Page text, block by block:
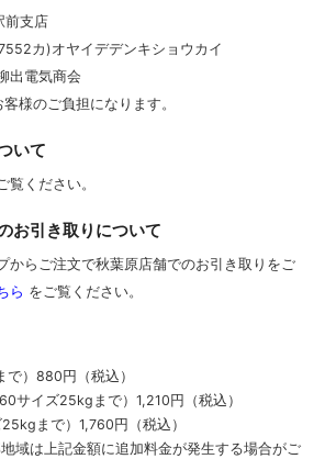
前支店
カ)オヤイデデンキショウカイ
出電気商会
様のご負担になります。
いて
覧ください。
お引き取りについて
からご注文で秋葉原店舗でのお引き取りをご
ら をご覧ください。
）880円（税込）
サイズ25kgまで） 1,210円（税込）
まで） 1,760円（税込）
域は上記金額に追加料金が発生する場合がご